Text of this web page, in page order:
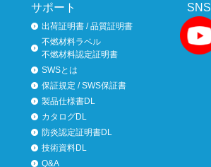
サポート
出荷証明書 / 品質証明書
不燃材料ラベル
不燃材料認定証明書
SWSとは
保証規定 / SWS保証書
製品仕様書DL
カタログDL
防炎認定証明書DL
技術資料DL
Q&A
SNS